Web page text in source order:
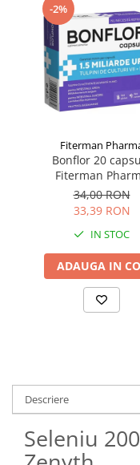
-2%
Fiterman
Bonflor 20
Fiterman
34,00 RON
33,39 RON
IN STOC
ADAUGA IN
Descriere
Seleniu